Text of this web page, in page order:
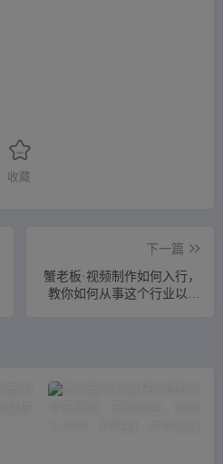
收藏
下一篇
蟹老板·视频制作如何入行，
教你如何从事这个行业以及